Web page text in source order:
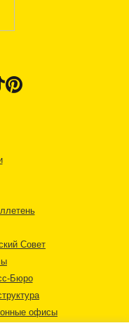
Совет
Бюро
офисы